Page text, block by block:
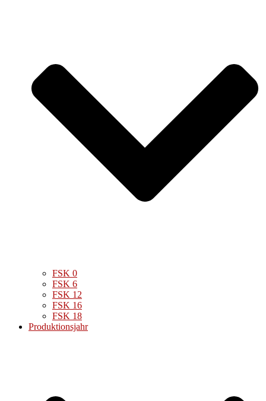
FSK 0
FSK 6
FSK 12
FSK 16
FSK 18
Produktionsjahr